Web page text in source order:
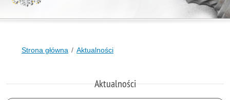
Strona główna Aktualności
Aktualności